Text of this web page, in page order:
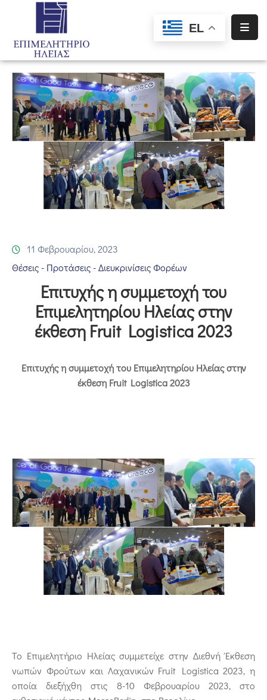
EL
Αρχική
Υπηρεσίες
Ενημέρωση
Σύλλογοι
Σωματεία
Πληροφόρηση
Χρηματοδότησης
Επικοινωνία
11 Φεβρουαρίου, 2023
Θέσεις - Προτάσεις - Διευκρινίσεις Φορέων
Επιτυχής η συμμετοχή του
Επιμελητηρίου Ηλείας στην
έκθεση Fruit Logistica 2023
Επιτυχής η συμμετοχή του Επιμελητηρίου Ηλείας στην
έκθεση Fruit Logistica2023
Το Επιμελητήριο Ηλείας συμμετείχε στην Διεθνή Έκθεση
νωπών Φρούτων και Λαχανικών Fruit Logistica 2023, η
οποία διεξήχθη στις 8-10 Φεβρουαρίου 2023, στο